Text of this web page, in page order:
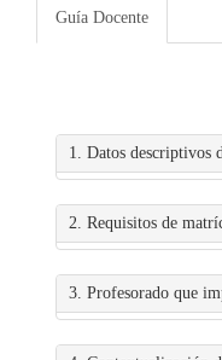
Guía Docente
1. Datos descriptivos
2. Requisitos de
3. Profesorado que